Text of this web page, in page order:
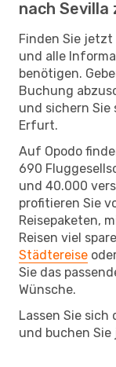
nach Sevilla
Finden Sie
und alle
benötigen.
Buchung
und sichern Sie
Erfurt.
Auf Opodo
690
und 40.000
profitieren Sie
Reisepaketen,
Reisen viel
Städtereise
Sie das
Wünsche.
Lassen Sie
und buchen